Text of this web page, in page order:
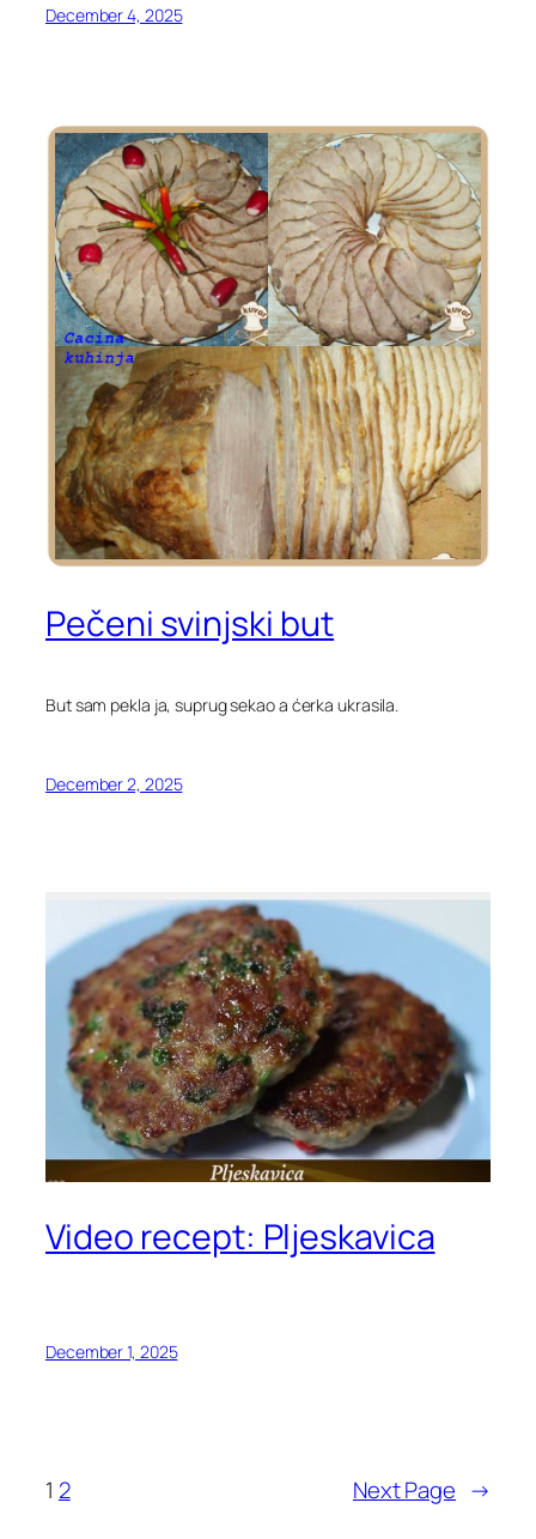
December 4, 2025
Pečeni svinjski but
But sam pekla ja, suprug sekao a ćerka ukrasila.
December 2, 2025
Video recept: Pljeskavica
December 1, 2025
1 2 Next Page →